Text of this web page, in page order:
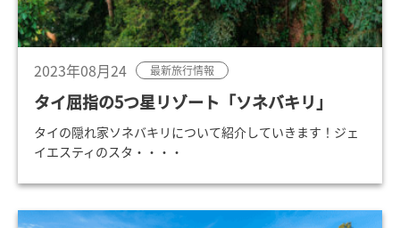
2023年08月24 最新旅行情報
タイ屈指の5つ星リゾート「ソネバキリ」
タイの隠れ家ソネバキリについて紹介していきます！ジェ
イエスティのスタ・・・・